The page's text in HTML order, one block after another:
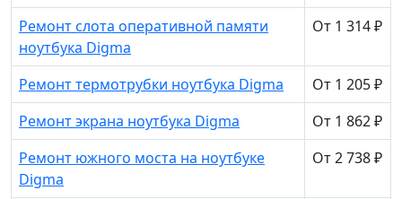
Ремонт слота оперативной памяти
ноутбука Digma
От 1 314 ₽
Ремонт термотрубки ноутбука Digma
От 1 205 ₽
Ремонт экрана ноутбука Digma
От 1 862 ₽
Ремонт южного моста на ноутбуке
Digma
От 2 738 ₽